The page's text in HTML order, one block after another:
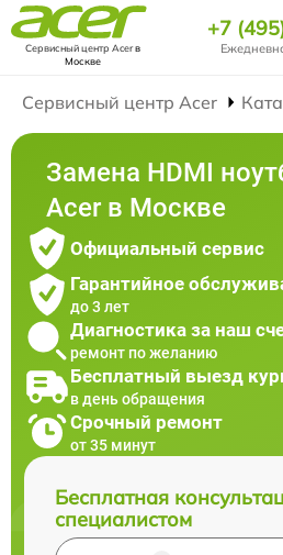
Сервисный центр Acerв
Москве
+7
Сервисный центр Acer
Замена HDMI
Acer в Москве
Официальный сервис
Гарантийное
до 3 лет
Диагностика за наш
ремонт по желанию
Бесплатный выезд
в день обращения
Срочный ремонт
от 35 минут
Бесплатная
специалистом